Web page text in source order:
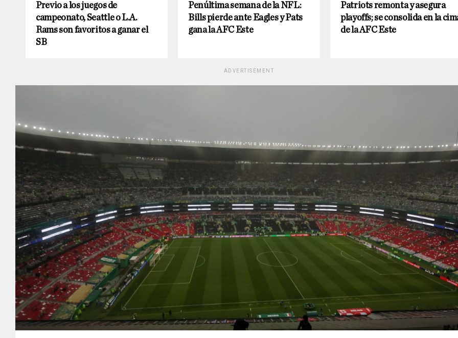
Previo a los juegos de
campeonato, Seattle o L.A.
Rams son favoritos a ganar el
SB
Penúltima semana de la NFL:
Bills pierde ante Eagles y Pats
gana la AFC Este
Patriots remonta y asegura
playoffs; se consolida en la
de la AFC Este
ADVERTISEMENT